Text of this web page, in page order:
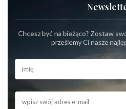
Chcesz być na bieżąco? Zostaw
prześlemy Ci nasze